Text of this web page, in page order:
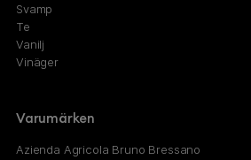
Svamp
Te
Vanilj
Vinäger
Varumärken
Azienda Agricola Bruno Bressano